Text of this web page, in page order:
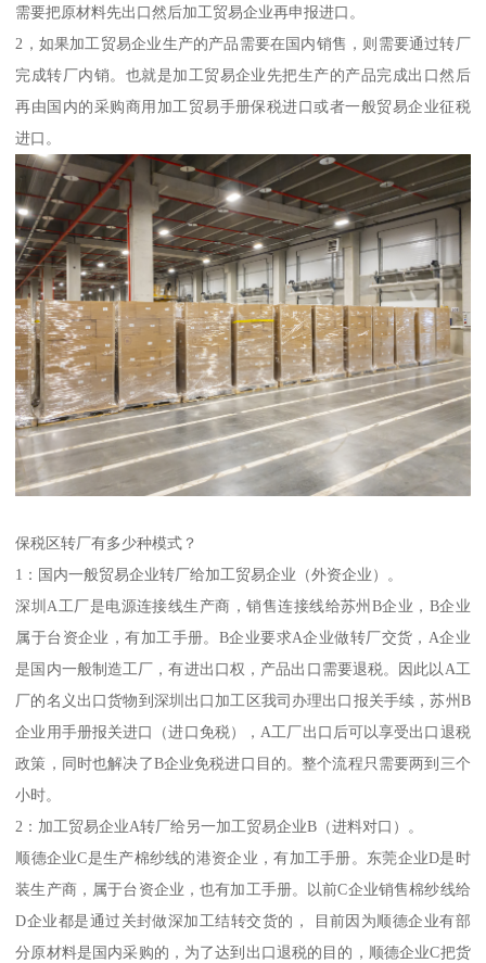
需要把原材料先出口然后加工贸易企业再申报进口。
2，如果加工贸易企业生产的产品需要在国内销售，则需要通过转厂
完成转厂内销。也就是加工贸易企业先把生产的产品完成出口然后
再由国内的采购商用加工贸易手册保税进口或者一般贸易企业征税
进口。
保税区转厂有多少种模式？
1：国内一般贸易企业转厂给加工贸易企业（外资企业）。
深圳A工厂是电源连接线生产商，销售连接线给苏州B企业，B企业
属于台资企业，有加工手册。B企业要求A企业做转厂交货，A企业
是国内一般制造工厂，有进出口权，产品出口需要退税。因此以A工
厂的名义出口货物到深圳出口加工区我司办理出口报关手续，苏州B
企业用手册报关进口（进口免税），A工厂出口后可以享受出口退税
政策，同时也解决了B企业免税进口目的。整个流程只需要两到三个
小时。
2：加工贸易企业A转厂给另一加工贸易企业B（进料对口）。
顺德企业C是生产棉纱线的港资企业，有加工手册。东莞企业D是时
装生产商，属于台资企业，也有加工手册。以前C企业销售棉纱线给
D企业都是通过关封做深加工结转交货的， 目前因为顺德企业有部
分原材料是国内采购的，为了达到出口退税的目的，顺德企业C把货